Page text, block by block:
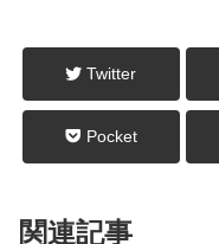
Twitter
Pocket
関連記事